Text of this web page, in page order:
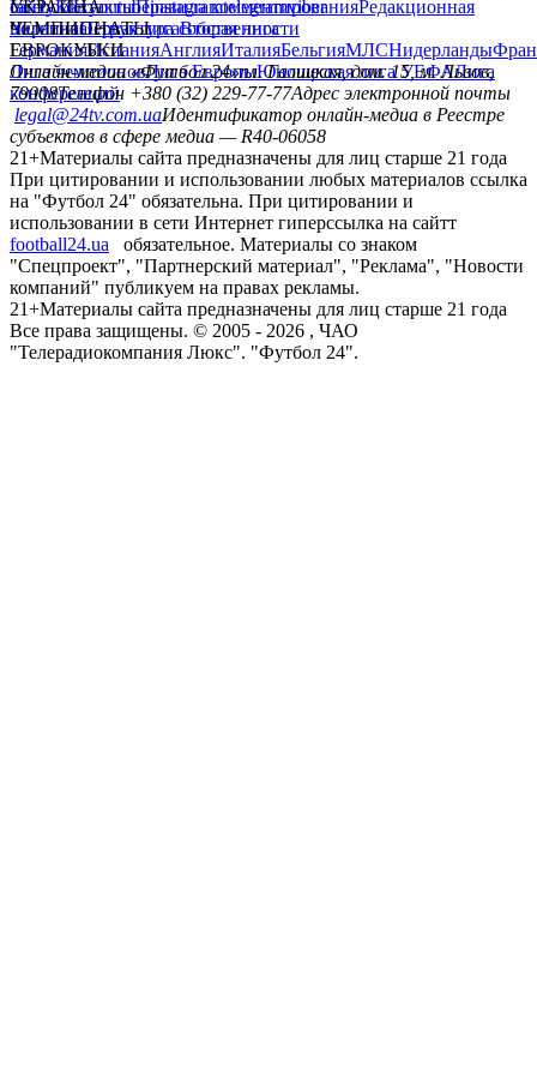
сайтуКонтактыПравила комментированияРедакционная
политикаСтруктура собственности
facebookxyoutubeinstagramtelegramviber
УКРАИНА
УкраинаПервая лигаВторая лига
ЧЕМПИОНАТЫ
ГерманияИспанияАнглияИталияБельгияМЛСНидерланды
ЕВРОКУБКИ
Лига чемпионовЛига ЕвропыЮношеская лига УЕФАЛига
конференций
Онлайн-медиа «Футбол 24»пл. Галицкая, дом. 15, м. Львов,
79008Телефон +380 (32) 229-77-77Адрес электронной почты
legal@24tv.com.uaИдентификатор онлайн-медиа в Реестре
субъектов в сфере медиа — R40-06058
21+Материалы сайта предназначены для лиц старше 21 года
При цитировании и использовании любых материалов ссылка
на "Футбол 24" обязательна. При цитировании и
использовании в сети Интернет гиперссылка на сайтт
football24.ua
обязательное. Материалы со знаком
"Спецпроект", "Партнерский материал", "Реклама", "Новости
компаний" публикуем на правах рекламы.
21+Материалы сайта предназначены для лиц старше 21 года
Все права защищены. © 2005 - 2026 , ЧАО
"Телерадиокомпания Люкс". "Футбол 24".